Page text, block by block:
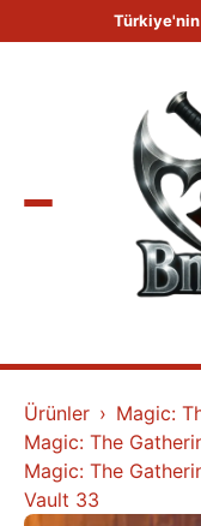
Türkiye'nin
Ürünler
Magic:
Magic: The
Magic: The
Vault 33